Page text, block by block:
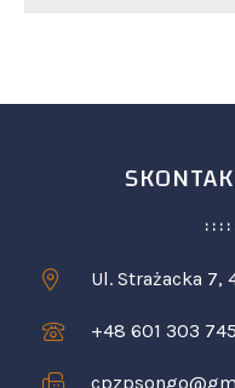
Ul. Strażacka 7,
+48 601 303 745